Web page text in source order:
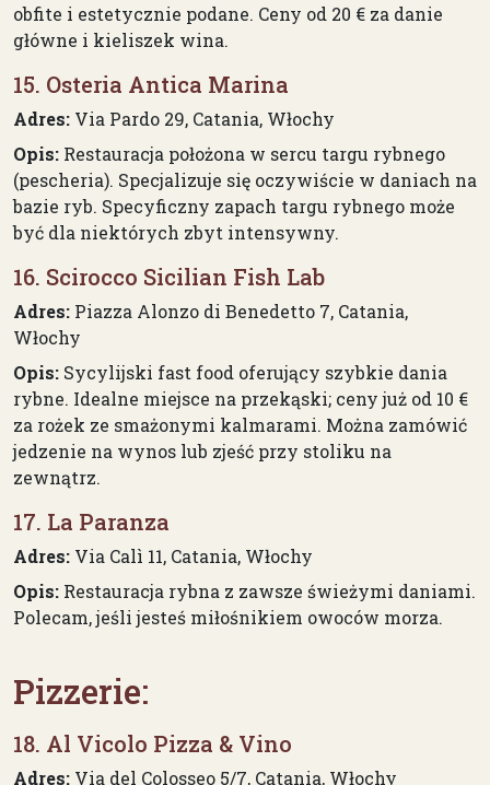
obfite i estetycznie podane. Ceny od 20 € za danie
główne i kieliszek wina.
15. Osteria Antica Marina
Adres: Via Pardo 29, Catania, Włochy
Opis: Restauracja położona w sercu targu rybnego
(pescheria). Specjalizuje się oczywiście w daniach na
bazie ryb. Specyficzny zapach targu rybnego może
być dla niektórych zbyt intensywny.
16. Scirocco Sicilian Fish Lab
Adres: Piazza Alonzo di Benedetto 7, Catania,
Włochy
Opis: Sycylijski fast food oferujący szybkie dania
rybne. Idealne miejsce na przekąski; ceny już od 10 €
za rożek ze smażonymi kalmarami. Można zamówić
jedzenie na wynos lub zjeść przy stoliku na
zewnątrz.
17. La Paranza
Adres: Via Calì 11, Catania, Włochy
Opis: Restauracja rybna z zawsze świeżymi daniami.
Polecam, jeśli jesteś miłośnikiem owoców morza.
Pizzerie:
18. Al Vicolo Pizza & Vino
Adres: Via del Colosseo 5/7, Catania, Włochy